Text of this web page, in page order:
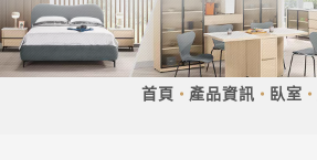
首頁 產品資訊 臥室